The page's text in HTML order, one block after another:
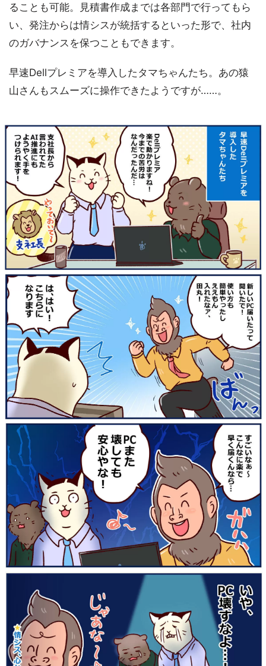
ることも可能。見積書作成までは各部門で行ってもら
い、発注からは情シスが統括するといった形で、社内
のガバナンスを保つこともできます。
早速Dellプレミアを導入したタマちゃんたち。あの猿
山さんもスムーズに操作できたようですが……。